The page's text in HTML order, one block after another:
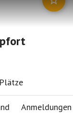
Anmeldungen